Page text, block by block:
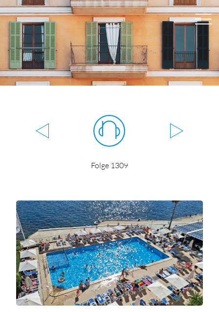
Folge 1309